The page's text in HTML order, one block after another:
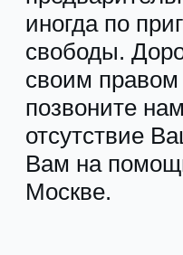
иногда по
свободы.
своим
позвоните
отсутствие
Вам на
Москве.